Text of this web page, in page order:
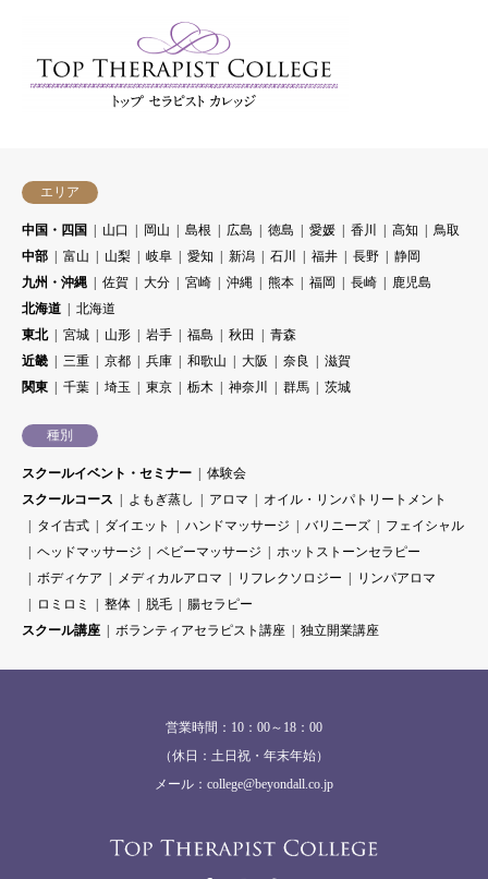
エリア
中国・四国 山口 岡山 島根 広島 徳島 愛媛 香川 高知
鳥取
中部
富山 山梨 岐阜 愛知 新潟 石川 福井 長野
静岡
九州・沖縄
佐賀 大分 宮崎 沖縄 熊本 福岡 長崎
鹿児島
北海道
北海道
東北
宮城 山形 岩手 福島 秋田
青森
近畿
三重 京都 兵庫 和歌山 大阪 奈良
滋賀
関東
千葉 埼玉 東京 栃木 神奈川 群馬 茨城
種別
スクールイベント・セミナー
体験会
スクールコース
よもぎ蒸し アロマ
オイル・リンパトリートメント
タイ古式
ダイエット ハンドマッサージ バリニーズ
フェイシャル
ヘッドマッサージ
ベビーマッサージ
ホットストーンセラピー
ボディケア
メディカルアロマ リフレクソロジー
リンパアロマ
ロミロミ
整体 脱毛
腸セラピー
スクール講座
ボランティアセラピスト講座 独立開業講座
営業時間：10：00～18：00
（休日：土日祝・年末年始）
メール：college@beyondall.co.jp